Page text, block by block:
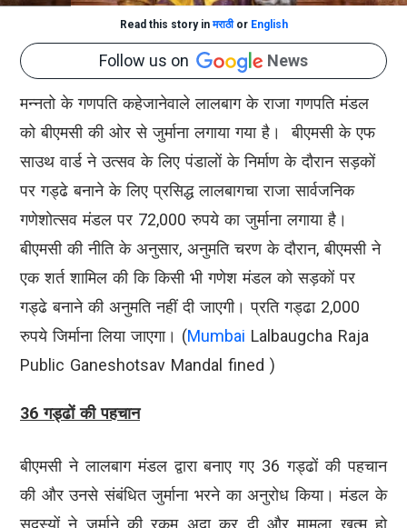
Read this story inमराठीor English
Follow us on News
मन्नतो के गणपति कहेजानेवाले लालबाग के राजा गणपति मंडल
को बीएमसी की ओर से जुर्माना लगाया गया है। बीएमसी के एफ
साउथ वार्ड ने उत्सव के लिए पंडालों के निर्माण के दौरान सड़कों
पर गड्ढे बनाने के लिए प्रसिद्ध लालबागचा राजा सार्वजनिक
गणेशोत्सव मंडल पर 72,000 रुपये का जुर्माना लगाया है।
बीएमसी की नीति के अनुसार, अनुमति चरण के दौरान, बीएमसी ने
एक शर्त शामिल की कि किसी भी गणेश मंडल को सड़कों पर
गड्ढे बनाने की अनुमति नहीं दी जाएगी। प्रति गड्ढा 2,000
रुपये जिर्माना लिया जाएगा। (Mumbai Lalbaugcha Raja
Public Ganeshotsav Mandal fined )
36 गड्ढों की पहचान
बीएमसी ने लालबाग मंडल द्वारा बनाए गए 36 गड्ढों की पहचान
की और उनसे संबंधित जुर्माना भरने का अनुरोध किया। मंडल के
सदस्यों ने जुर्माने की रकम अदा कर दी और मामला ख़त्म हो